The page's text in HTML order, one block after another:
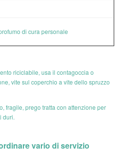
di cura personale
riciclabile, usa il contagoccia o
vite sul coperchio a vite dello spruzzo
fragile, prego tratta con attenzione per
duri.
vario di servizio